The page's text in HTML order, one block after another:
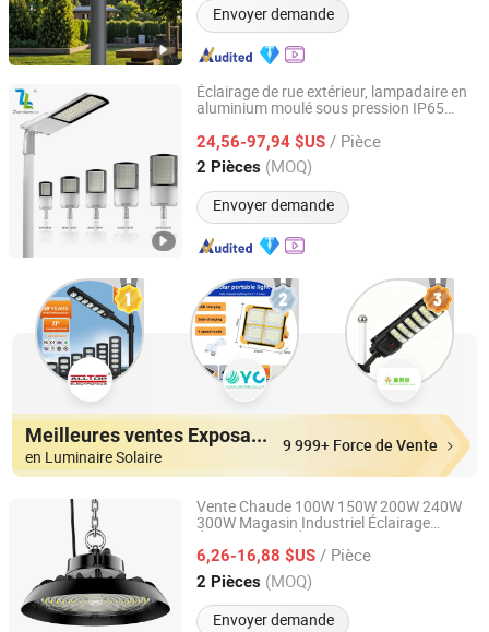
Envoyer demande
Éclairage de rue extérieur, lampadaire en
aluminium moulé sous pression IP65
éclairagede rue
24,56-97,94 $US / Pièce
2 Pièces (MOQ)
Envoyer demande
Zhongshan Zenlea Lighting Technology Co., Ltd
Guangdong, China Depuis 2024
Meilleures ventes Exposants
en Luminaire Solaire
9 999+ Force de Vente
Vente Chaude 100W 150W 200W 240W
300W Magasin Industriel Éclairage
LumièreLED Haute Baie
6,26-16,88 $US / Pièce
2 Pièces (MOQ)
Envoyer demande
Peony Lighting Technology Co., Ltd.
Guangdong, China Depuis 2017